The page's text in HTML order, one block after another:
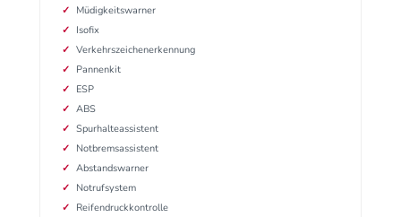
Müdigkeitswarner
Isofix
Verkehrszeichenerkennung
Pannenkit
ESP
ABS
Spurhalteassistent
Notbremsassistent
Abstandswarner
Notrufsystem
Reifendruckkontrolle